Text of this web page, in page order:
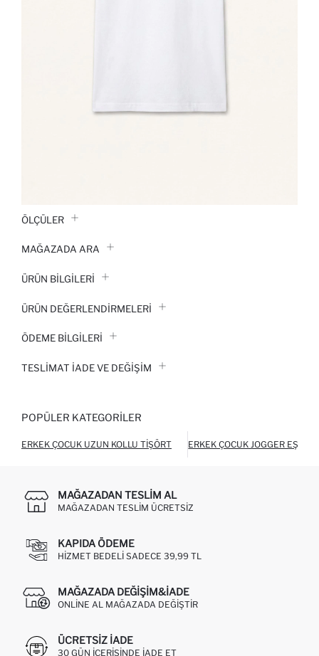
ÖLÇÜLER
MAĞAZADA ARA
ÜRÜN BILGILERI
ÜRÜN DEĞERLENDİRMELERİ
ÖDEME BİLGİLERİ
TESLIMAT İADE VE DEĞIŞIM
POPÜLER KATEGORILER
ERKEK ÇOCUK UZUN KOLLU TIŞÖRT ERKEK ÇOCUK JOGGER
MAĞAZADAN TESLIM AL
MAĞAZADAN TESLIM ÜCRETSIZ
KAPIDA ÖDEME
HIZMET BEDELI SADECE 39,99 TL
MAĞAZADA DEĞIŞIM&İADE
ONLINE AL MAĞAZADA DEĞIŞTIR
ÜCRETSIZ IADE
30 GÜN IÇERISINDE IADE ET